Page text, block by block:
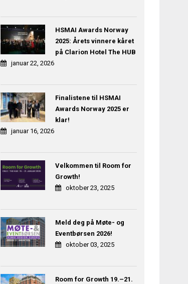
HSMAI Awards Norway
2025: Årets vinnere kåret
på Clarion Hotel The HUB
januar 22, 2026
Finalistene til HSMAI
Awards Norway 2025 er
klar!
januar 16, 2026
Velkommen til Room for
Growth!
oktober 23, 2025
Meld deg på Møte- og
Eventbørsen 2026!
oktober 03, 2025
Room for Growth 19.–21.